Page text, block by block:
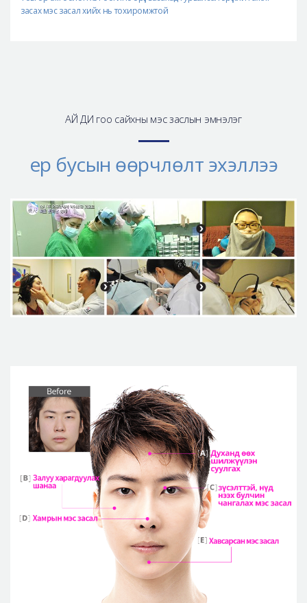
засах мэс засал хийх нь тохиромжтой
АЙ ДИ гоо сайхны мэс заслын эмнэлэг
ер бусын өөрчлөлт эхэллээ